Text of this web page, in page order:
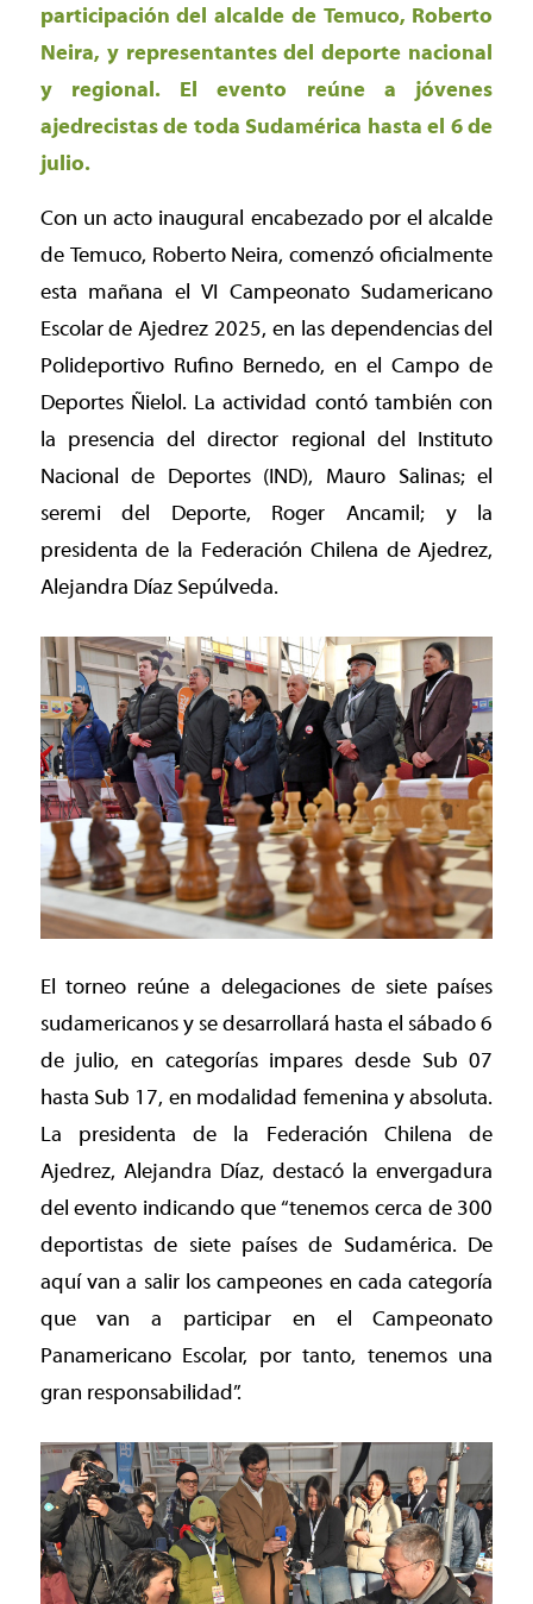
participación del alcalde de Temuco, Roberto
Neira, y representantes del deporte nacional
y regional. El evento reúne a jóvenes
ajedrecistas de toda Sudamérica hasta el 6 de
julio.
Con un acto inaugural encabezado por el alcalde
de Temuco, Roberto Neira, comenzó oficialmente
esta mañana el VI Campeonato Sudamericano
Escolar de Ajedrez 2025, en las dependencias del
Polideportivo Rufino Bernedo, en el Campo de
Deportes Ñielol. La actividad contó también con
la presencia del director regional del Instituto
Nacional de Deportes (IND), Mauro Salinas; el
seremi del Deporte, Roger Ancamil; y la
presidenta de la Federación Chilena de Ajedrez,
Alejandra Díaz Sepúlveda.
El torneo reúne a delegaciones de siete países
sudamericanos y se desarrollará hasta el sábado 6
de julio, en categorías impares desde Sub 07
hasta Sub 17, en modalidad femenina y absoluta.
La presidenta de la Federación Chilena de
Ajedrez, Alejandra Díaz, destacó la envergadura
del evento indicando que “tenemos cerca de 300
deportistas de siete países de Sudamérica. De
aquí van a salir los campeones en cada categoría
que van a participar en el Campeonato
Panamericano Escolar, por tanto, tenemos una
gran responsabilidad”.